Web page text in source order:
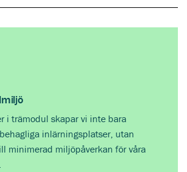
Byggmodul AB här
i trämodul skapar vi inte bara
inlärningsplatser, utan
minimerad miljöpåverkan för våra